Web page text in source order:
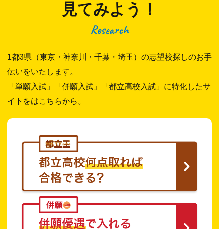
見てみよう！
Research
1都3県（東京・神奈川・千葉・埼玉）の志望校探しのお手
伝いをいたします。
「単願入試」「併願入試」「都立高校入試」に特化したサ
イトをはこちらから。